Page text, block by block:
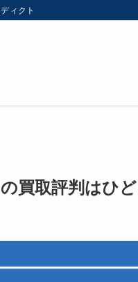
ィクト
買取評判はひ